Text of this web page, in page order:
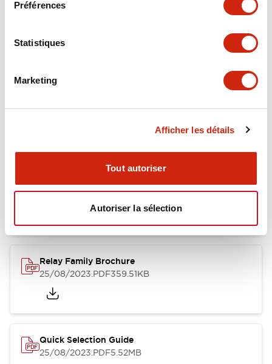
Préférences
Statistiques
Marketing
Afficher les détails
Tout autoriser
Autoriser la sélection
Documents et fichiers
Approbations Et Normes
RH Series Power Relays
12/05/2026.PDF450.14KB
Relay Family Brochure
25/08/2023.PDF359.51KB
Quick Selection Guide
25/08/2023.PDF5.52MB